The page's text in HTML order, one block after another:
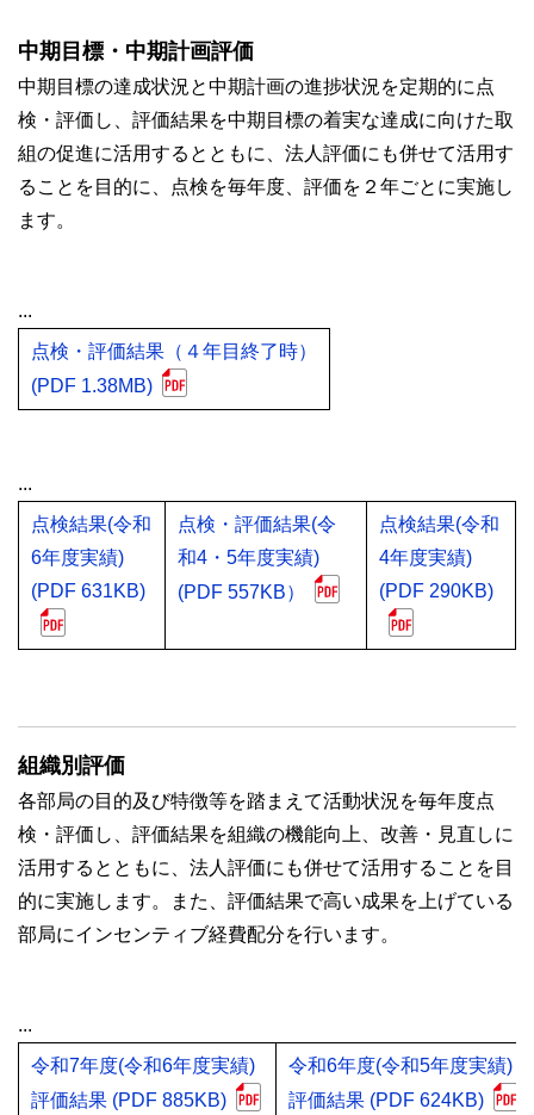
中期目標・中期計画評価
中期目標の達成状況と中期計画の進捗状況を定期的に点
検・評価し、評価結果を中期目標の着実な達成に向けた取
組の促進に活用するとともに、法人評価にも併せて活用す
ることを目的に、点検を毎年度、評価を２年ごとに実施し
ます。
...
点検・評価結果（４年目終了時）
(PDF 1.38MB)
...
点検結果(令和
6年度実績)
(PDF 631KB)
点検・評価結果(令
和4・5年度実績)
(PDF 557KB）
点検結果(令和
4年度実績)
(PDF 290KB)
組織別評価
各部局の目的及び特徴等を踏まえて活動状況を毎年度点
検・評価し、評価結果を組織の機能向上、改善・見直しに
活用するとともに、法人評価にも併せて活用することを目
的に実施します。また、評価結果で高い成果を上げている
部局にインセンティブ経費配分を行います。
...
令和7年度(令和6年度実績)
評価結果 (PDF 885KB)
令和6年度(令和5年度実績)
評価結果 (PDF 624KB)